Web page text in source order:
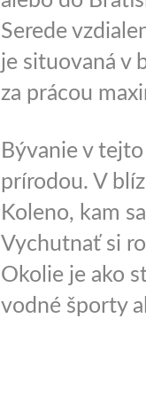
Serede
je situovaná v
za prácou
Bývanie v
prírodou. V
Koleno, kam
Vychutnať si
Okolie je ako
vodné športy